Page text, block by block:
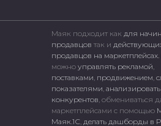
Маяк подходит как для
продавцов так и
продавцов на маркетплейсах.
можно управлять рекламой,
поставками, продвижением,
показателями, анализировать
конкурентов, обмениваться
маркетплейсами c помощью
Маяк.1С, делать дашборды в